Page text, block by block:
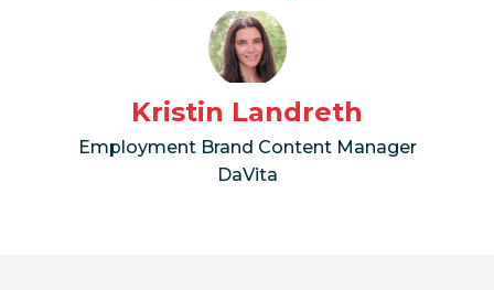
Kristin Landreth
Employment Brand Content Manager
DaVita